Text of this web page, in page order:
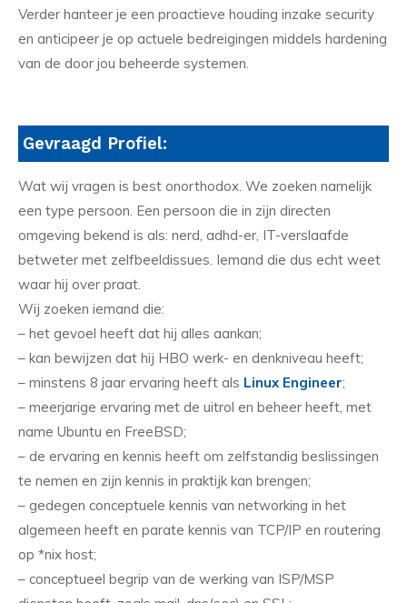
Verder hanteer je een proactieve houding inzake security
en anticipeer je op actuele bedreigingen middels hardening
van de door jou beheerde systemen.
Gevraagd Profiel:
Wat wij vragen is best onorthodox. We zoeken namelijk
een type persoon. Een persoon die in zijn directen
omgeving bekend is als: nerd, adhd-er, IT-verslaafde
betweter met zelfbeeldissues. Iemand die dus echt weet
waar hij over praat.
Wij zoeken iemand die:
– het gevoel heeft dat hij alles aankan;
– kan bewijzen dat hij HBO werk- en denkniveau heeft;
– minstens 8 jaar ervaring heeft als Linux Engineer;
– meerjarige ervaring met de uitrol en beheer heeft, met
name Ubuntu en FreeBSD;
– de ervaring en kennis heeft om zelfstandig beslissingen
te nemen en zijn kennis in praktijk kan brengen;
– gedegen conceptuele kennis van networking in het
algemeen heeft en parate kennis van TCP/IP en routering
op *nix host;
– conceptueel begrip van de werking van ISP/MSP